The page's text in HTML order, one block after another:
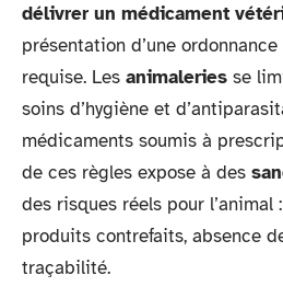
délivrer un médicament
présentation d’une
requise. Les animaleries se
soins d’hygiène et
médicaments soumis à
de ces règles expose à des
des risques réels pour l’animal
produits contrefaits, absence
traçabilité.